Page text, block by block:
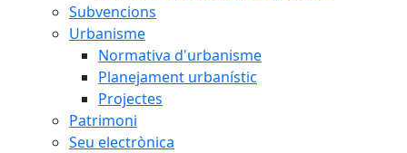
Subvencions
Urbanisme
Normativa d'urbanisme
Planejament urbanístic
Projectes
Patrimoni
Seu electrònica